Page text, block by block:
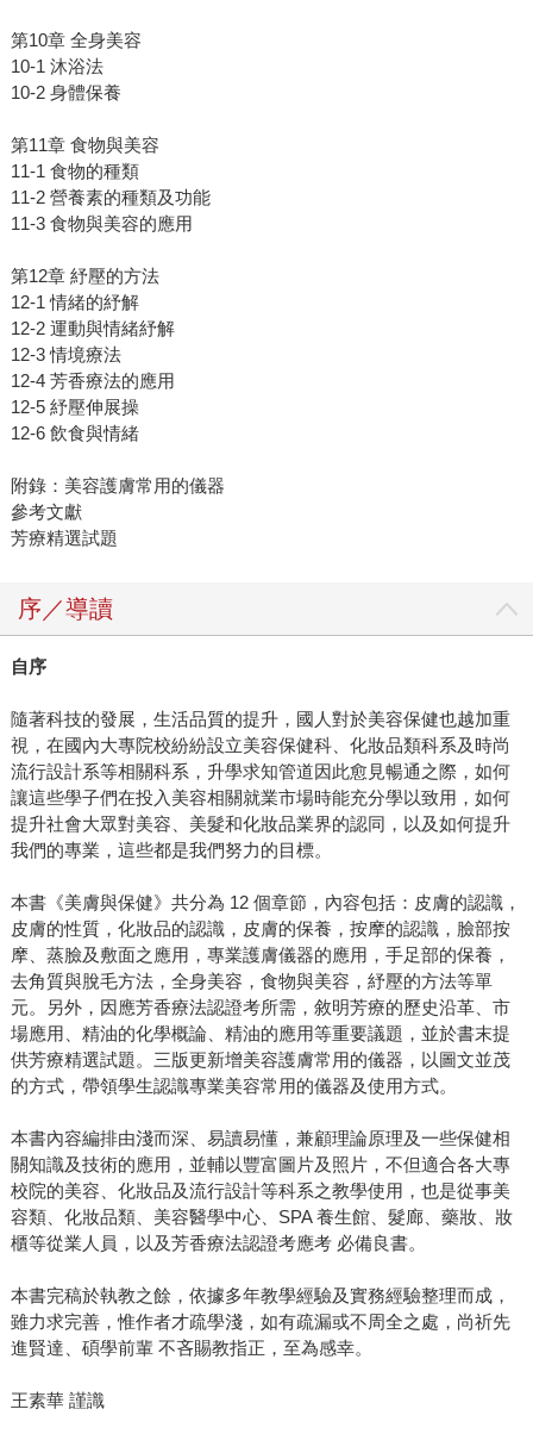
第10章 全身美容
10-1 沐浴法
10-2 身體保養
第11章 食物與美容
11-1 食物的種類
11-2 營養素的種類及功能
11-3 食物與美容的應用
第12章 紓壓的方法
12-1 情緒的紓解
12-2 運動與情緒紓解
12-3 情境療法
12-4 芳香療法的應用
12-5 紓壓伸展操
12-6 飲食與情緒
附錄：美容護膚常用的儀器
參考文獻
芳療精選試題
序／導讀
自序
隨著科技的發展，生活品質的提升，國人對於美容保健也越加重
視，在國內大專院校紛紛設立美容保健科、化妝品類科系及時尚
流行設計系等相關科系，升學求知管道因此愈見暢通之際，如何
讓這些學子們在投入美容相關就業市場時能充分學以致用，如何
提升社會大眾對美容、美髮和化妝品業界的認同，以及如何提升
我們的專業，這些都是我們努力的目標。
本書《美膚與保健》共分為 12 個章節，內容包括：皮膚的認識，
皮膚的性質，化妝品的認識，皮膚的保養，按摩的認識，臉部按
摩、蒸臉及敷面之應用，專業護膚儀器的應用，手足部的保養，
去角質與脫毛方法，全身美容，食物與美容，紓壓的方法等單
元。另外，因應芳香療法認證考所需，敘明芳療的歷史沿革、市
場應用、精油的化學概論、精油的應用等重要議題，並於書末提
供芳療精選試題。三版更新增美容護膚常用的儀器，以圖文並茂
的方式，帶領學生認識專業美容常用的儀器及使用方式。
本書內容編排由淺而深、易讀易懂，兼顧理論原理及一些保健相
關知識及技術的應用，並輔以豐富圖片及照片，不但適合各大專
校院的美容、化妝品及流行設計等科系之教學使用，也是從事美
容類、化妝品類、美容醫學中心、SPA 養生館、髮廊、藥妝、妝
櫃等從業人員，以及芳香療法認證考應考 必備良書。
本書完稿於執教之餘，依據多年教學經驗及實務經驗整理而成，
雖力求完善，惟作者才疏學淺，如有疏漏或不周全之處，尚祈先
進賢達、碩學前輩 不吝賜教指正，至為感幸。
王素華 謹識